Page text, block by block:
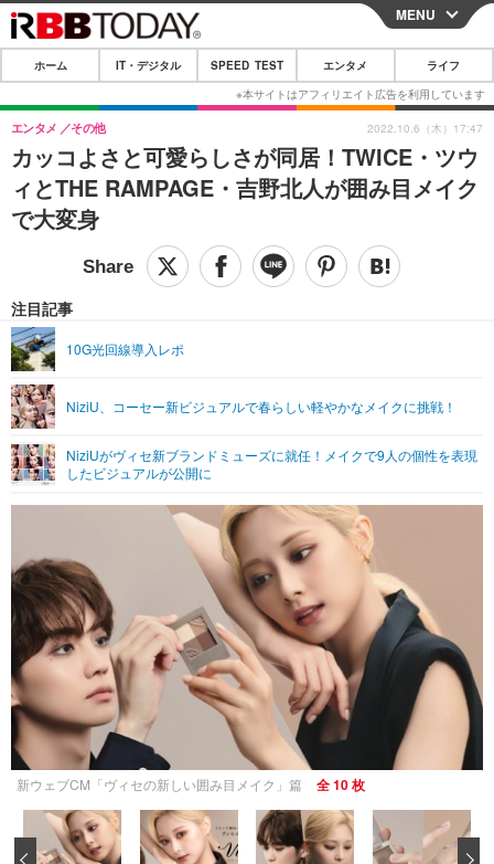
CLOSE
ホーム
IT・デジタル
IT・デジタルTOP スマートフォン
ショッピング その他
SPEED TEST
エンタメ
エンタメTOP 映画・ドラマ
音楽
ペット
リリース一覧
プッシュ通知の停止方法
MENU
ホーム IT・デジタル SPEED TEST エンタメ ライフ
カッコよさと可愛らしさが同居！TWICE・ツウ
ィとTHE RAMPAGE・吉野北人が囲み目メイク
で大変身
エンタメ その他
注目記事
10G光回線導入レポ
NiziU、コーセー新ビジュアルで春らしい軽やかなメイクに挑戦！
NiziUがヴィセ新ブランドミューズに就任！メイクで9人の個性を表現
したビジュアルが公開に
2022.10.6（木）17:47
新ウェブCM「ヴィセの新しい囲み目メイク」篇 全 10 枚